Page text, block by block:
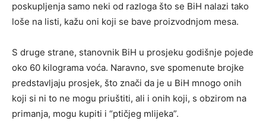
poskupljenja samo neki od razloga što se BiH nalazi tako
loše na listi, kažu oni koji se bave proizvodnjom mesa.
S druge strane, stanovnik BiH u prosjeku godišnje pojede
oko 60 kilograma voća. Naravno, sve spomenute brojke
predstavljaju prosjek, što znači da je u BiH mnogo onih
koji si ni to ne mogu priuštiti, ali i onih koji, s obzirom na
primanja, mogu kupiti i “ptičjeg mlijeka”.